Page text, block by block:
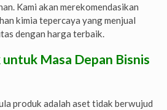
Kami akan merekomendasikan
kimia tepercaya yang menjual
dengan harga terbaik.
Masa Depan Bisnis
produk adalah aset tidak berwujud